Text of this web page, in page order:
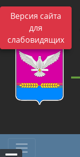
Версия сайта
для
слабовидящих